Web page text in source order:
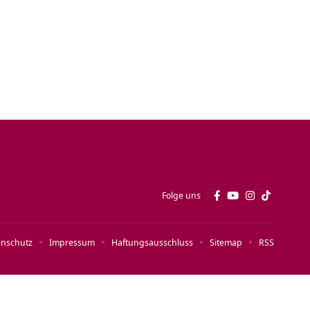
Folge uns
Impressum Haftungsausschluss Sitemap RSS